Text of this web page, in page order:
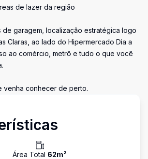
de lazer da região
de garagem, localização estratégica logo
Claras, ao lado do Hipermercado Dia a
ao comércio, metrô e tudo o que você
venha conhecer de perto.
Área Total 62m²